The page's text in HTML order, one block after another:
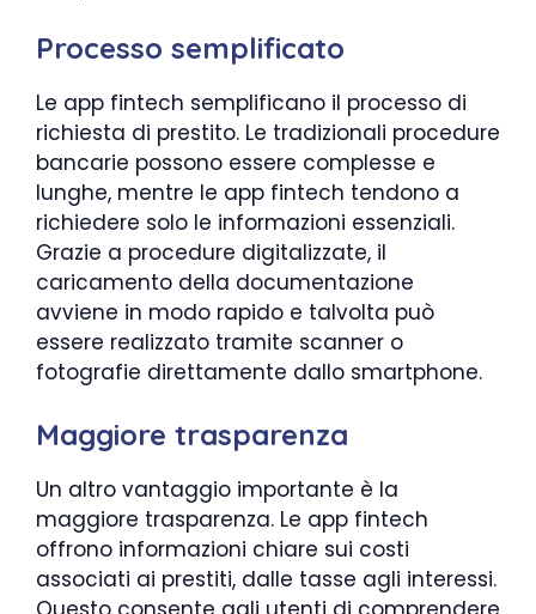
Processo semplificato
Le app fintech semplificano il processo di
richiesta di prestito. Le tradizionali procedure
bancarie possono essere complesse e
lunghe, mentre le app fintech tendono a
richiedere solo le informazioni essenziali.
Grazie a procedure digitalizzate, il
caricamento della documentazione
avviene in modo rapido e talvolta può
essere realizzato tramite scanner o
fotografie direttamente dallo smartphone.
Maggiore trasparenza
Un altro vantaggio importante è la
maggiore trasparenza. Le app fintech
offrono informazioni chiare sui costi
associati ai prestiti, dalle tasse agli interessi.